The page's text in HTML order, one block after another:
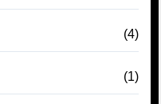
(4)
(1)